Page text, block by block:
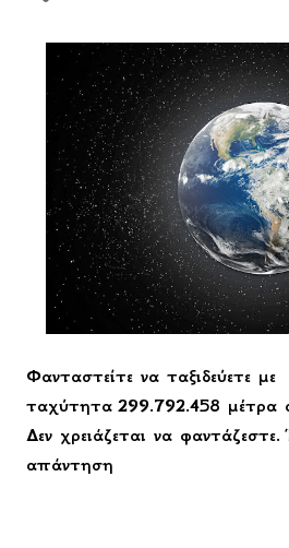
Φανταστείτε να ταξιδεύετε με
ταχύτητα 299.792.458 μέτρα
Δεν χρειάζεται να φαντάζεστε.
απάντηση